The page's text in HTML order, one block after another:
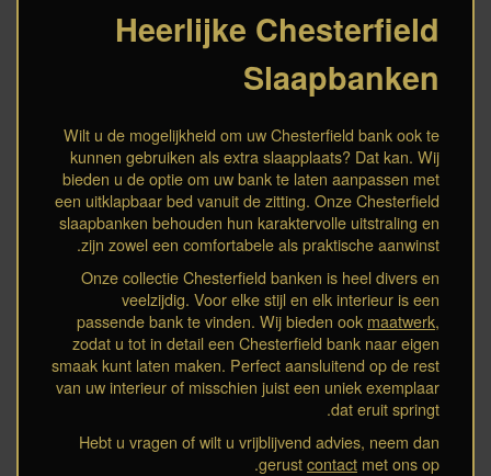
Heerlijke Chesterfield
Slaapbanken
Wilt u de mogelijkheid om uw Chesterfield bank ook te
kunnen gebruiken als extra slaapplaats? Dat kan. Wij
bieden u de optie om uw bank te laten aanpassen met
een uitklapbaar bed vanuit de zitting. Onze Chesterfield
slaapbanken behouden hun karaktervolle uitstraling en
zijn zowel een comfortabele als praktische aanwinst.
Onze collectie Chesterfield banken is heel divers en
veelzijdig. Voor elke stijl en elk interieur is een
passende bank te vinden. Wij bieden ook maatwerk,
zodat u tot in detail een Chesterfield bank naar eigen
smaak kunt laten maken. Perfect aansluitend op de rest
van uw interieur of misschien juist een uniek exemplaar
dat eruit springt.
Hebt u vragen of wilt u vrijblijvend advies, neem dan
gerust contact met ons op.